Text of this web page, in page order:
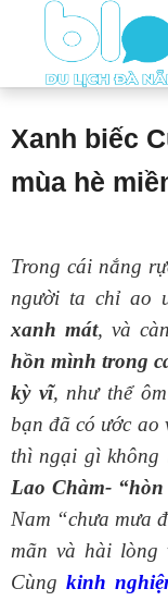
Xanh biếc
mùa hè
Trong cái nắng
người ta chỉ ao
xanh mát, và
hồn mình trong
kỳ vĩ, như thể
bạn đã có ước ao
thì ngại gì không
Lao Chàm-
Nam “chưa mưa
mãn và hài lòng
Cùngkinh